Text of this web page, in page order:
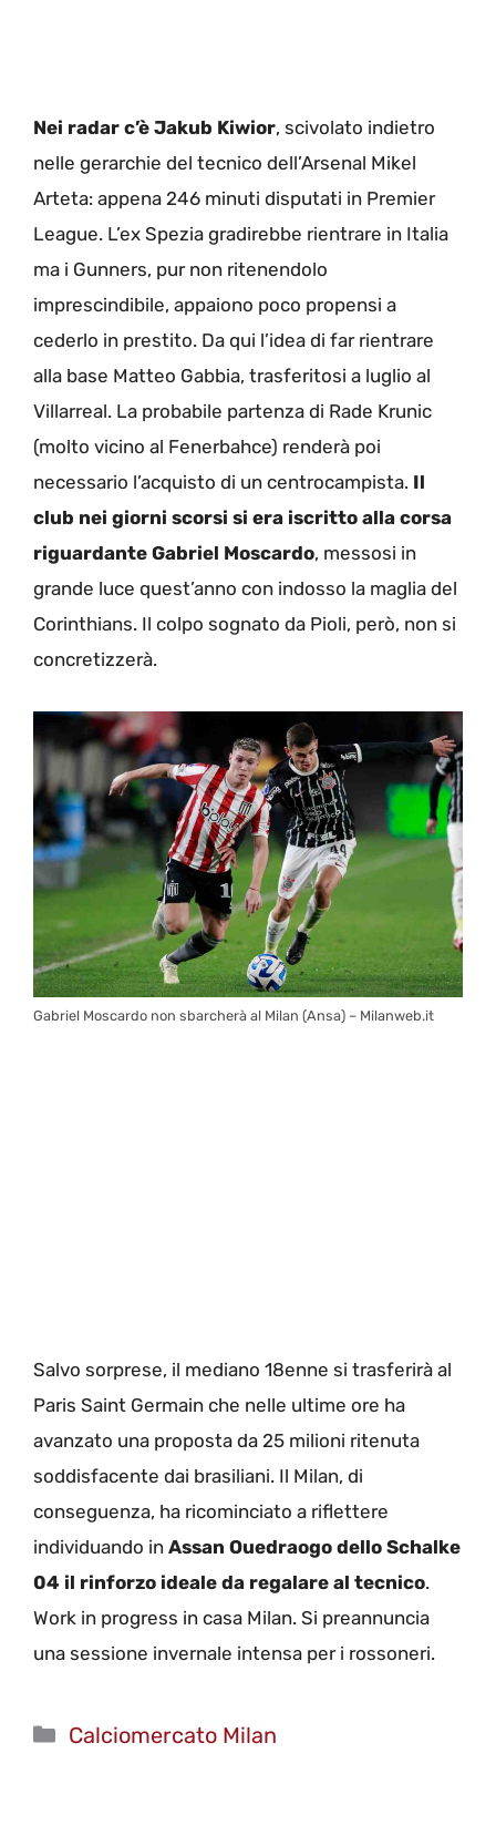
Nei radar c’è Jakub Kiwior, scivolato indietro
nelle gerarchie del tecnico dell’Arsenal Mikel
Arteta: appena 246 minuti disputati in Premier
League. L’ex Spezia gradirebbe rientrare in Italia
ma i Gunners, pur non ritenendolo
imprescindibile, appaiono poco propensi a
cederlo in prestito. Da qui l’idea di far rientrare
alla base Matteo Gabbia, trasferitosi a luglio al
Villarreal. La probabile partenza di Rade Krunic
(molto vicino al Fenerbahce) renderà poi
necessario l’acquisto di un centrocampista. Il
club nei giorni scorsi si era iscritto alla corsa
riguardante Gabriel Moscardo, messosi in
grande luce quest’anno con indosso la maglia del
Corinthians. Il colpo sognato da Pioli, però, non si
concretizzerà.
Gabriel Moscardo non sbarcherà al Milan (Ansa) – Milanweb.it
Salvo sorprese, il mediano 18enne si trasferirà al
Paris Saint Germain che nelle ultime ore ha
avanzato una proposta da 25 milioni ritenuta
soddisfacente dai brasiliani. Il Milan, di
conseguenza, ha ricominciato a riflettere
individuando in Assan Ouedraogo dello Schalke
04 il rinforzo ideale da regalare al tecnico.
Work in progress in casa Milan. Si preannuncia
una sessione invernale intensa per i rossoneri.
Categorie
Calciomercato Milan